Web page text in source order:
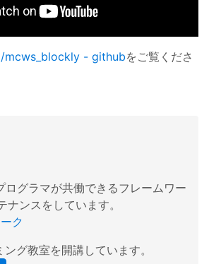
mcws_blockly - githubをご覧くださ
ログラマが共働できるフレームワー
ナンスをしています。
ク
グ教室を開講しています。